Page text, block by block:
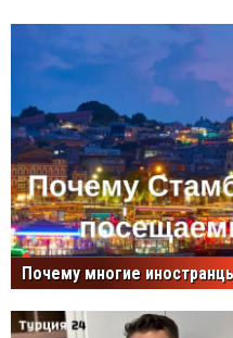
Почему многие